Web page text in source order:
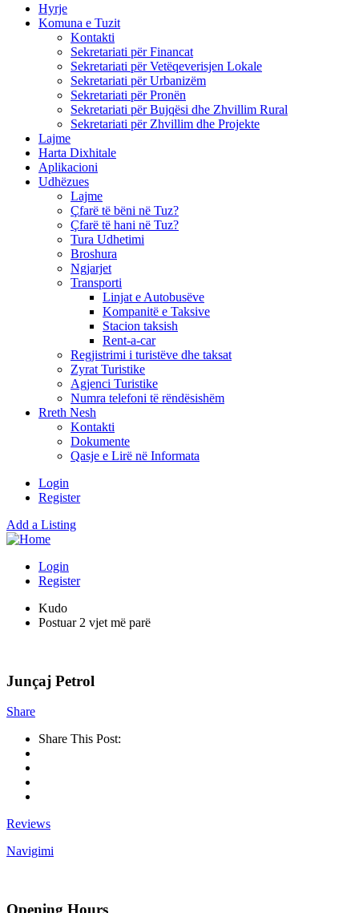
Hyrje
Komuna e Tuzit
Kontakti
Sekretariati për Financat
Sekretariati për Vetëqeverisjen Lokale
Sekretariati për Urbanizëm
Sekretariati për Pronën
Sekretariati për Bujqësi dhe Zhvillim Rural
Sekretariati për Zhvillim dhe Projekte
Lajme
Harta Dixhitale
Aplikacioni
Udhëzues
Lajme
Çfarë të bëni në Tuz?
Çfarë të hani në Tuz?
Tura Udhetimi
Broshura
Ngjarjet
Transporti
Linjat e Autobusëve
Kompanitë e Taksive
Stacion taksish
Rent-a-car
Regjistrimi i turistëve dhe taksat
Zyrat Turistike
Agjenci Turistike
Numra telefoni të rëndësishëm
Rreth Nesh
Kontakti
Dokumente
Qasje e Lirë në Informata
Login
Register
Add a Listing
Login
Register
Kudo
Postuar 2 vjet më parë
Junçaj Petrol
Share
Share This Post:
Reviews
Navigimi
Opening Hours